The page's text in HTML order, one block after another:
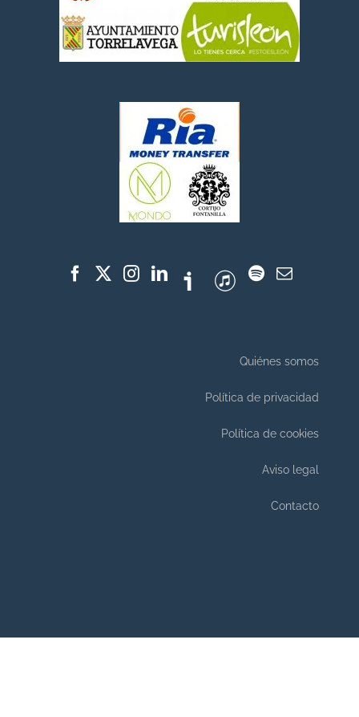
Quiénes somos
Política de privacidad
Política de cookies
Aviso legal
Contacto